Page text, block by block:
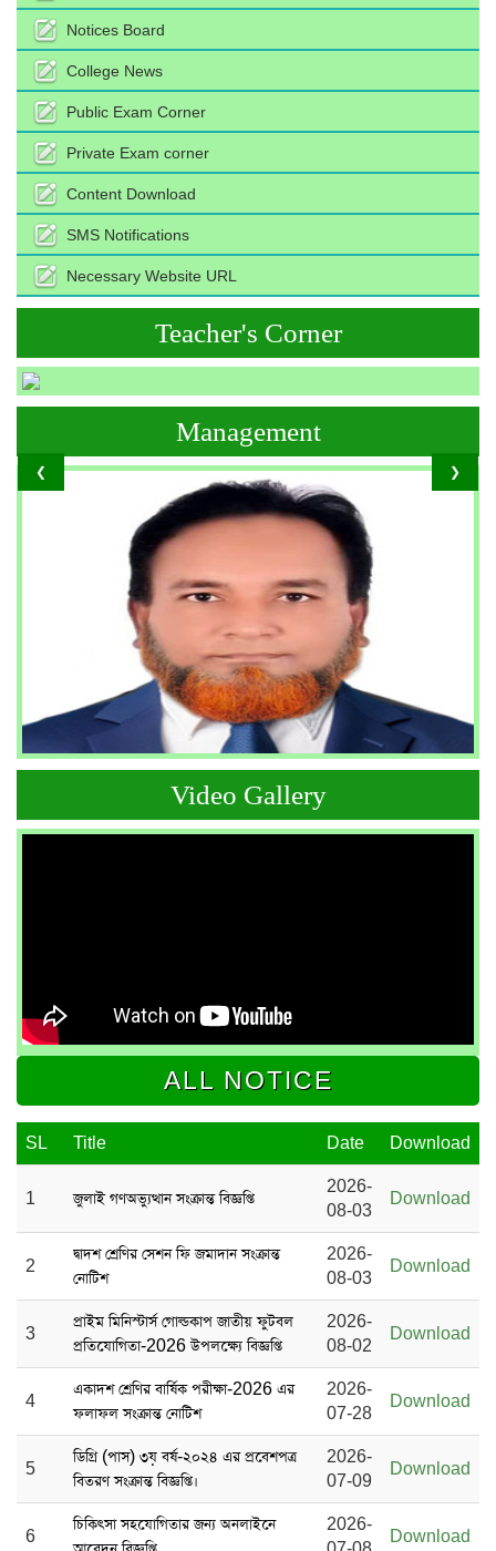
Notices Board
College News
Public Exam Corner
Private Exam corner
Content Download
SMS Notifications
Necessary Website URL
Teacher's Corner
❮ ❯
Management
Video Gallery
ALL NOTICE
SL Title Date Download
1 জুলাই গণঅভ্যুত্থান সংক্রান্ত বিজ্ঞপ্তি
2026-
08-03
Download
2
দ্বাদশ শ্রেণির সেশন ফি জমাদান সংক্রান্ত
নোটিশ
2026-
08-03
Download
3
প্রাইম মিনিস্টার্স গোল্ডকাপ জাতীয় ফুটবল
প্রতিযোগিতা-2026 উপলক্ষ্যে বিজ্ঞপ্তি
2026-
08-02
Download
4
একাদশ শ্রেণির বার্ষিক পরীক্ষা-2026 এর
ফলাফল সংক্রান্ত নোটিশ
2026-
07-28
Download
5
ডিগ্রি (পাস) ৩য় বর্ষ-২০২৪ এর প্রবেশপত্র
বিতরণ সংক্রান্ত বিজ্ঞপ্তি।
2026-
07-09
Download
6
চিকিৎসা সহযোগিতার জন্য অনলাইনে
2026-
Download